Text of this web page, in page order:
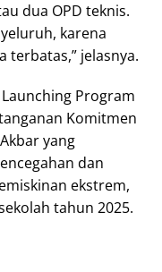
dua OPD teknis.
karena
terbatas,” jelasnya.
Program
Komitmen
yang
dan
ekstrem,
tahun 2025.